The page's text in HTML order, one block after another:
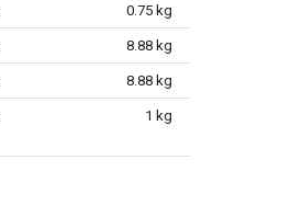
0.75 kg
8.88 kg
8.88 kg
1 kg